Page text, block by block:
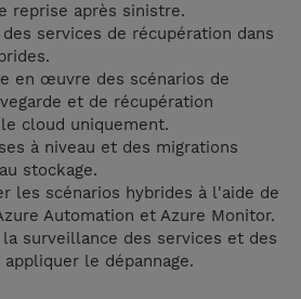
reprise après sinistre.
services de récupération dans
en œuvre des scénarios de
et de récupération
cloud uniquement.
à niveau et des migrations
stockage.
les scénarios hybrides à l'aide de
Automation et Azure Monitor.
surveillance des services et des
le dépannage.